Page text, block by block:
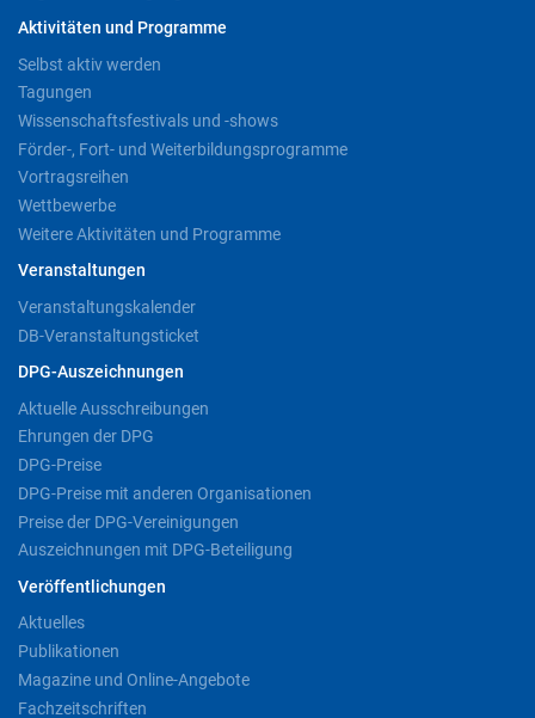
Aktivitäten und Programme
Selbst aktiv werden
Tagungen
Wissenschaftsfestivals und -shows
Förder-, Fort- und Weiterbildungsprogramme
Vortragsreihen
Wettbewerbe
Weitere Aktivitäten und Programme
Veranstaltungen
Veranstaltungskalender
DB-Veranstaltungsticket
DPG-Auszeichnungen
Aktuelle Ausschreibungen
Ehrungen der DPG
DPG-Preise
DPG-Preise mit anderen Organisationen
Preise der DPG-Vereinigungen
Auszeichnungen mit DPG-Beteiligung
Veröffentlichungen
Aktuelles
Publikationen
Magazine und Online-Angebote
Fachzeitschriften